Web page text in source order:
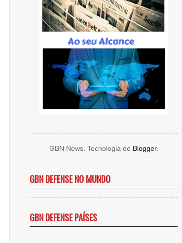
GBN News. Tecnologia do Blogger.
GBN DEFENSE NO MUNDO
GBN DEFENSE PAÍSES